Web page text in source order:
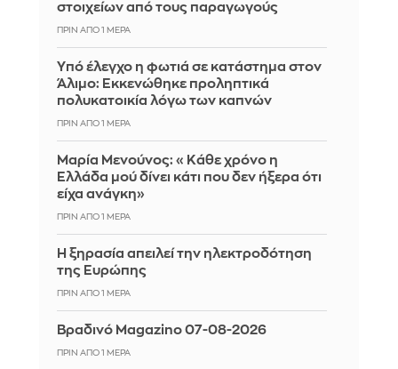
στοιχείων από τους παραγωγούς
ΠΡΙΝ ΑΠΌ 1 ΜΈΡΑ
Yπό έλεγχο η φωτιά σε κατάστημα στον
Άλιμο: Εκκενώθηκε προληπτικά
πολυκατοικία λόγω των καπνών
ΠΡΙΝ ΑΠΌ 1 ΜΈΡΑ
Μαρία Μενούνος: «Κάθε χρόνο η
Ελλάδα μού δίνει κάτι που δεν ήξερα ότι
είχα ανάγκη»
ΠΡΙΝ ΑΠΌ 1 ΜΈΡΑ
Η ξηρασία απειλεί την ηλεκτροδότηση
της Ευρώπης
ΠΡΙΝ ΑΠΌ 1 ΜΈΡΑ
Βραδινό Magazino 07-08-2026
ΠΡΙΝ ΑΠΌ 1 ΜΈΡΑ